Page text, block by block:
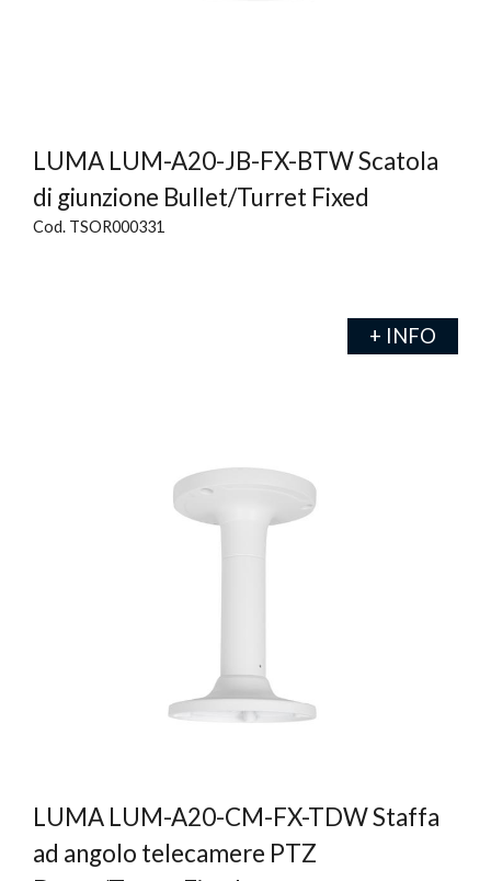
LUMA LUM-A20-JB-FX-BTW Scatola
di giunzione Bullet/Turret Fixed
Cod. TSOR000331
+ INFO
LUMA LUM-A20-CM-FX-TDW Staffa
ad angolo telecamere PTZ